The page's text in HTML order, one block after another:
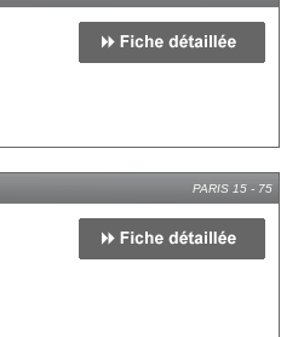
PARIS 15 - 75